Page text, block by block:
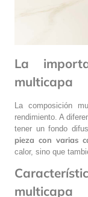
La
multicapa
La composición
rendimiento. A
tener un fondo
pieza con varias
calor, sino que
multicapa